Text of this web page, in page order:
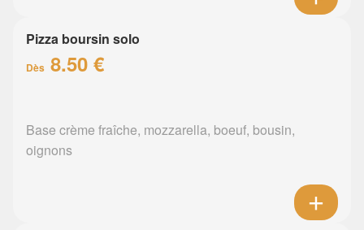
Pizza boursin solo
Dès 8.50 €
Base crème fraîche, mozzarella, boeuf, bousin,
oignons